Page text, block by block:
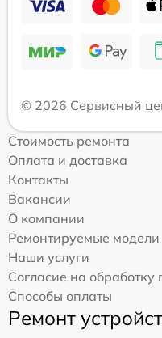
© 2026 Сервисный
Стоимость ремонта
Оплата и доставка
Контакты
Вакансии
О компании
Ремонтируемые модели
Наши услуги
Согласие на
Способы оплаты
Ремонт